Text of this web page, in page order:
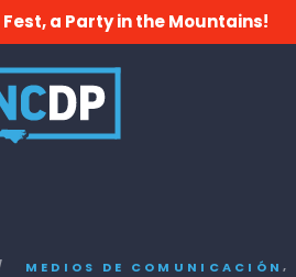
a Party in the Mountains!
MEDIOS DE COMUNICACIÓN,